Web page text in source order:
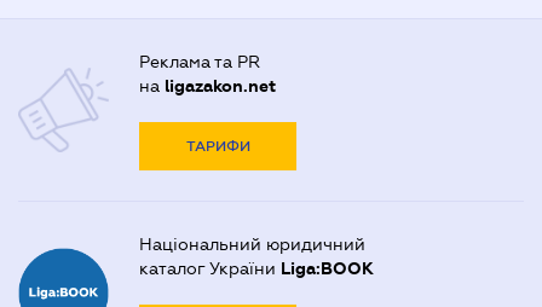
Реклама та PR
на ligazakon.net
ТАРИФИ
Національний юридичний
каталог України Liga:BOOK